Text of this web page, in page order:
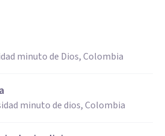
minuto de Dios, Colombia
minuto de dios, Colombia